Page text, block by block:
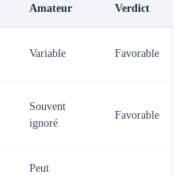
Amateur Verdict
Variable Favorable
Souvent
ignoré
Favorable
Peut